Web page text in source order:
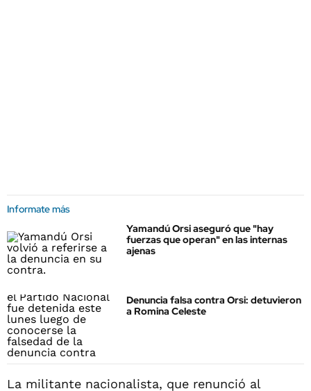
Informate más
Yamandú Orsi aseguró que "hay
fuerzas que operan" en las internas
ajenas
Denuncia falsa contra Orsi: detuvieron
a Romina Celeste
La militante nacionalista, que renunció al